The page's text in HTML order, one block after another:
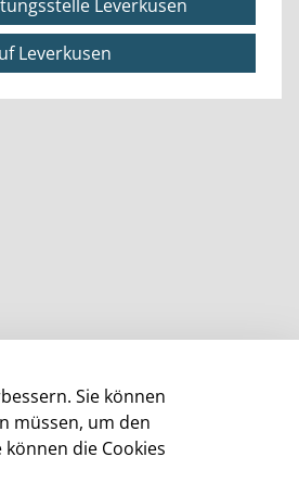
Leverkusen
Leverkusen
Sie können
müssen, um den
die Cookies